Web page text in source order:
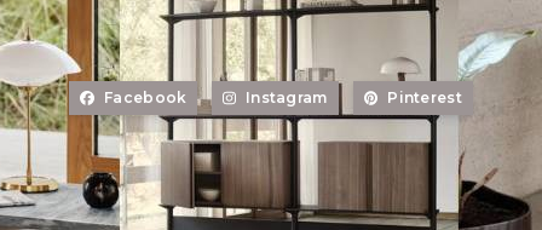
Facebook Instagram Pinterest